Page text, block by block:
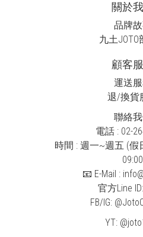
關於
品牌
九土JOTO
顧客
運送
退/換貨
聯絡
電話 : 02-
時間 : 週一~週五 (
📧 E-Mail :
官方Line ID:
FB/IG:
YT: